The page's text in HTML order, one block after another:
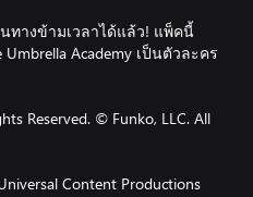
างข้ามเวลาได้แล้ว! แพ็คนี้
Umbrella Academy เป็นตัวละคร
Reserved. © Funko, LLC. All
Content Productions